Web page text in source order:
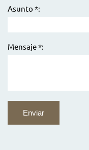
Asunto *:
Mensaje *: